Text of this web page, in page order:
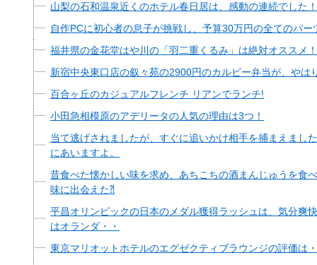
山梨の石和温泉近くのホテル春日居は、感動の連続でした
自作PCに初心者の息子が挑戦し、予算30万円の全てのパ
福井県の金花堂はや川の「羽二重くるみ」は絶対オススメ
新宿中央東口店の叙々苑の2900円のカルビー弁当が、やは
百合ヶ丘のカジュアルフレンチ リアンでランチ!
小田急相模原のアデリータの人気の理由は3つ！
当て逃げされましたが、すぐに追いかけ相手を捕まえまし
にあいますよ。
昔食べた懐かしい味を求め、あちこちの酒まんじゅうを食
味に出会えた⁈
平昌オリンピックの日本のメダル獲得ラッシュは、気分爽
はオランダ・・
東京マリオットホテルのエグゼクティブラウンジの評価は